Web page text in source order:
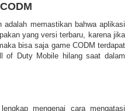
adalah memastikan bahwa aplikasi
yang versi terbaru, karena jika
bisa saja game CODM terdapat
of Duty Mobile hilang saat dalam
mengenai cara mengatasi